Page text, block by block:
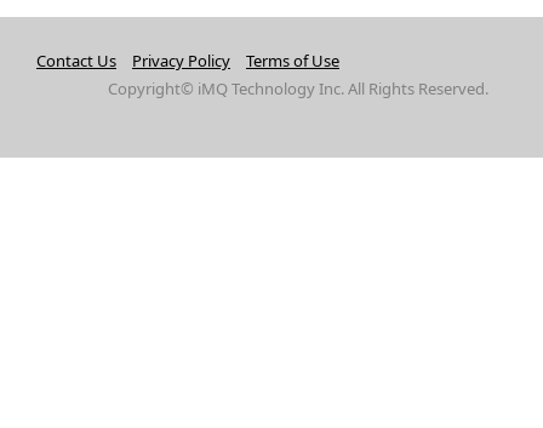
Contact Us Privacy Policy
Terms of Use
Copyright© iMQ Technology Inc. All Rights Reserved.